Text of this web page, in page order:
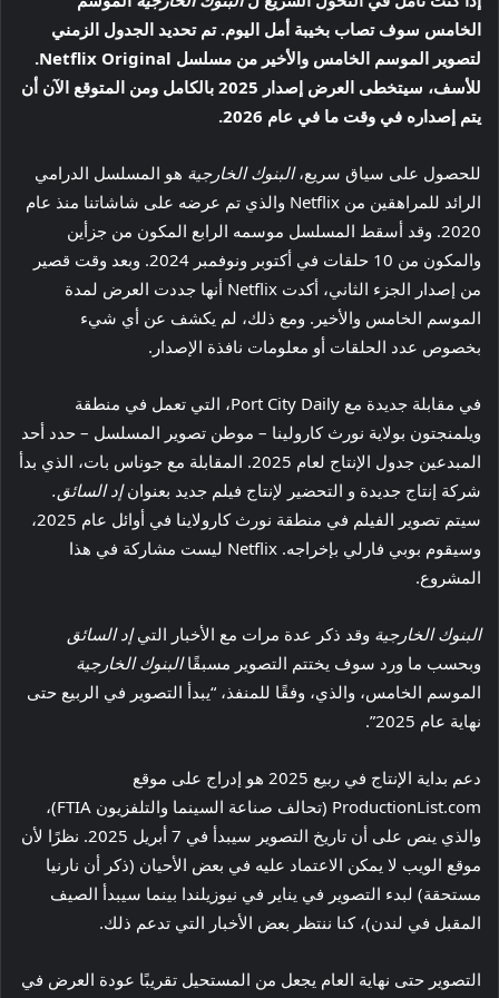
الخامس سوف تصاب بخيبة أمل اليوم. تم تحديد الجدول الزمني
لتصوير الموسم الخامس والأخير من مسلسل Netflix Original.
للأسف، سيتخطى العرض إصدار 2025 بالكامل ومن المتوقع الآن أن
يتم إصداره في وقت ما في عام 2026.
للحصول على سياق سريع،البنوك الخارجية هو المسلسل الدرامي
الرائد للمراهقين من Netflix والذي تم عرضه على شاشاتنا منذ عام
2020. وقد أسقط المسلسل موسمه الرابع المكون من جزأين
والمكون من 10 حلقات في أكتوبر ونوفمبر 2024. وبعد وقت قصير
من إصدار الجزء الثاني، أكدت Netflix أنها جددت العرض لمدة
الموسم الخامس والأخير. ومع ذلك، لم يكشف عن أي شيء
بخصوص عدد الحلقات أو معلومات نافذة الإصدار.
في مقابلة جديدة مع Port City Daily، التي تعمل في منطقة
ويلمنجتون بولاية نورث كارولينا – موطن تصوير المسلسل – حدد أحد
المبدعين جدول الإنتاج لعام 2025. المقابلة مع جوناس بات، الذي بدأ
شركة إنتاج جديدة و التحضير لإنتاج فيلم جديد بعنوانإد السائق.
سيتم تصوير الفيلم في منطقة نورث كارولاينا في أوائل عام 2025،
وسيقوم بوبي فارلي بإخراجه. Netflix ليست مشاركة في هذا
المشروع.
البنوك الخارجية وقد ذكر عدة مرات مع الأخبار التيإد السائق
وبحسب ما ورد سوف يختتم التصوير مسبقًاالبنوك الخارجية
الموسم الخامس، والذي، وفقًا للمنفذ، “يبدأ التصوير في الربيع حتى
نهاية عام 2025”.
دعم بداية الإنتاج في ربيع 2025 هو إدراج على موقع
ProductionList.com (تحالف صناعة السينما والتلفزيون FTIA)،
والذي ينص على أن تاريخ التصوير سيبدأ في 7 أبريل 2025. نظرًا لأن
موقع الويب لا يمكن الاعتماد عليه في بعض الأحيان (ذكر أن نارنيا
مستحقة) لبدء التصوير في يناير في نيوزيلندا بينما سيبدأ الصيف
المقبل في لندن)، كنا ننتظر بعض الأخبار التي تدعم ذلك.
التصوير حتى نهاية العام يجعل من المستحيل تقريبًا عودة العرض في